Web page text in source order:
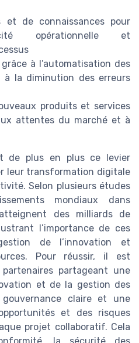
et de connaissances pour
opérationnelle et
à l’automatisation des
la diminution des erreurs
produits et services
attentes du marché et à
de plus en plus ce levier
leur transformation digitale
Selon plusieurs études
mondiaux dans
des milliards de
l’importance de ces
de l’innovation et
Pour réussir, il est
partageant une
et de la gestion des
claire et une
et des risques
projet collaboratif. Cela